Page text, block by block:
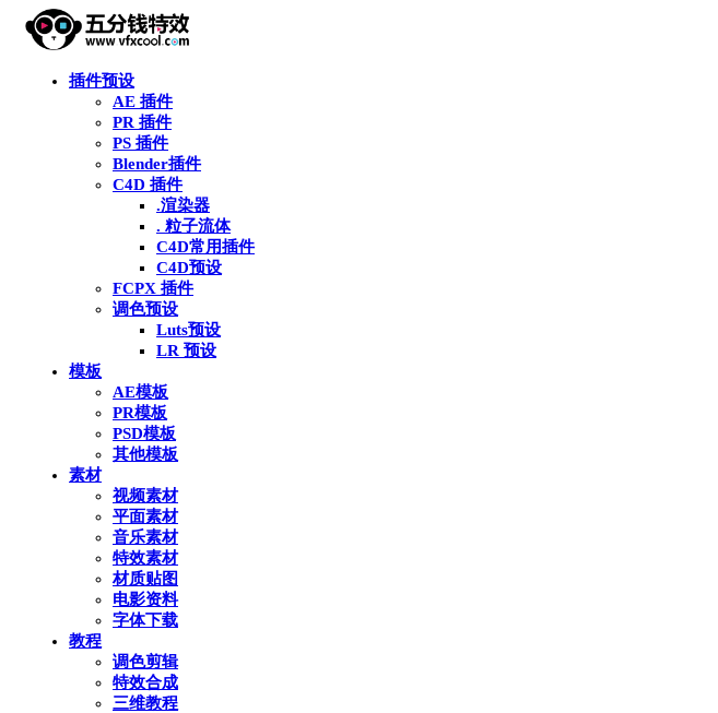
插件预设
AE 插件
PR 插件
PS 插件
Blender插件
C4D 插件
.渲染器
. 粒子流体
C4D常用插件
C4D预设
FCPX 插件
调色预设
Luts预设
LR 预设
模板
AE模板
PR模板
PSD模板
其他模板
素材
视频素材
平面素材
音乐素材
特效素材
材质贴图
电影资料
字体下载
教程
调色剪辑
特效合成
三维教程